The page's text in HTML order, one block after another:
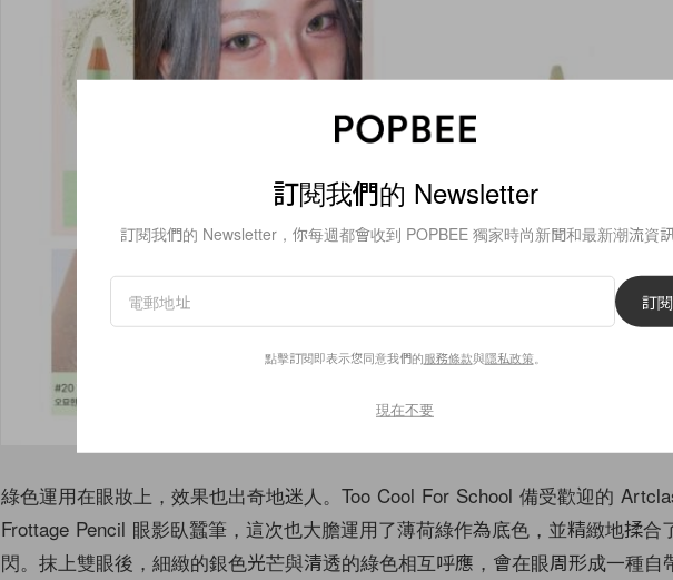
綠色運用在眼妝上，效果也出奇地迷人。Too Cool For School 備受歡迎的
Frottage Pencil 眼影臥蠶筆，這次也大膽運用了薄荷綠作為底色，並精緻地揉合
閃。抹上雙眼後，細緻的銀色光芒與清透的綠色相互呼應，會在眼周形成一種自
訂閱我們的 Newsletter
訂閱我們的 Newsletter，你每週都會收到 POPBEE 獨家時尚新聞和最新潮流資訊
訂閱
點擊訂閱即表示您同意我們的服務條款與隱私政策。
現在不要